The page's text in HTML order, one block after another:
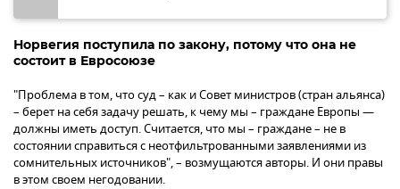
Норвегия поступила по закону, потому что она не
состоит в Евросоюзе
"Проблема в том, что суд – как и Совет министров (стран альянса)
– берет на себя задачу решать, к чему мы – граждане Европы —
должны иметь доступ. Считается, что мы – граждане – не в
состоянии справиться с неотфильтрованными заявлениями из
сомнительных источников", – возмущаются авторы. И они правы
в этом своем негодовании.